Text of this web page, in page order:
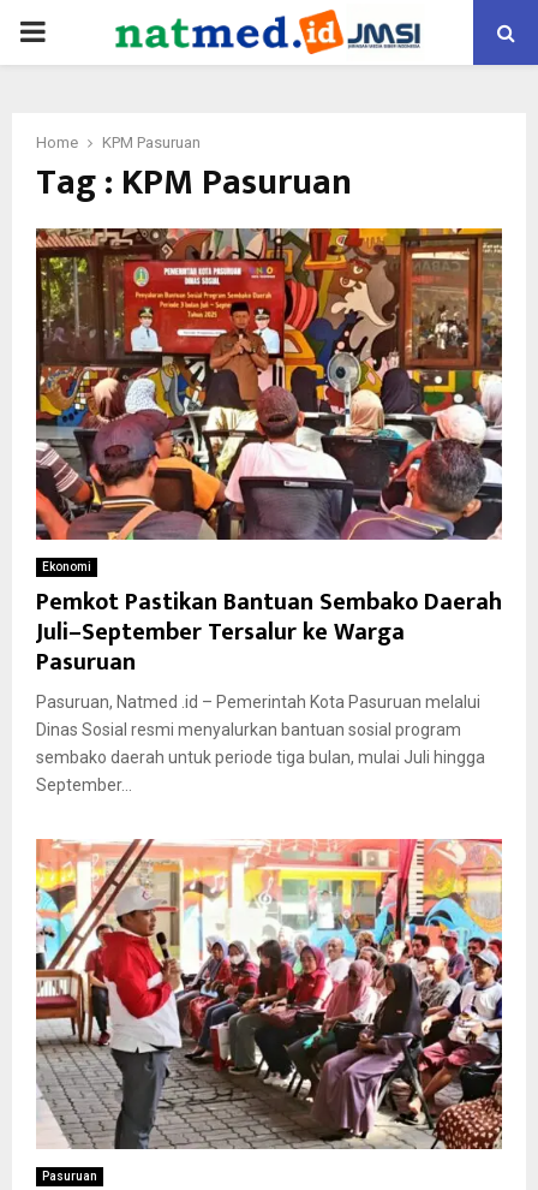
PRIMARY
Home KPM Pasuruan
Tag : KPM Pasuruan
Ekonomi
Pemkot Pastikan Bantuan Sembako Daerah
Juli–September Tersalur ke Warga
Pasuruan
Pasuruan, Natmed .id – Pemerintah Kota Pasuruan melalui
Dinas Sosial resmi menyalurkan bantuan sosial program
sembako daerah untuk periode tiga bulan, mulai Juli hingga
September...
Pasuruan